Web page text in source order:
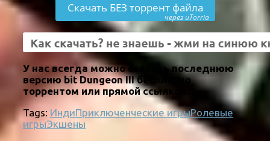
Скачать БЕЗ торрент файла
через uTorria
У нас всегда можно скачать последнюю
версию bit Dungeon III бесплатно
торрентом или прямой ссылкой.
Tags: ИндиПриключенческие игрыРолевые
игрыЭкшены